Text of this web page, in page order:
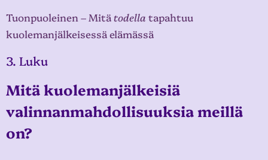
Tuonpuoleinen – Mitä todella tapahtuu
kuolemanjälkeisessä elämässä
3. Luku
Mitä kuolemanjälkeisiä
valinnanmahdollisuuksia meillä
on?